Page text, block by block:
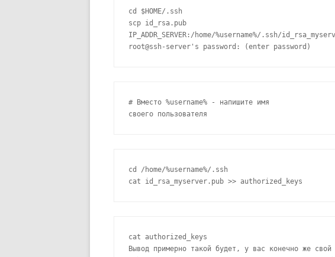
cd $HOME/.ssh
scp id_rsa.pub
IP_ADDR_SERVER:/home/%username%/.ssh/
root@ssh-server's password: (enter password)
# Вместо %username% - напишите имя
своего пользователя
cd /home/%username%/.ssh
cat id_rsa_myserver.pub >> authorized_keys
cat authorized_keys
Вывод примерно такой будет, у вас конечно же свой